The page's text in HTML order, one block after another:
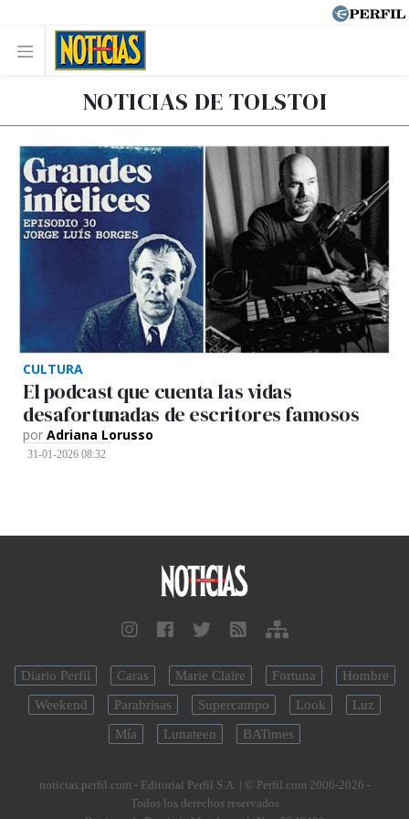
NOTICIAS DE TOLSTOI
CULTURA
El podcast que cuenta las vidas
desafortunadas de escritores famosos
por Adriana Lorusso
31-01-2026 08:32
Diario Perfil Caras Marie Claire Fortuna
Hombre
Weekend
Parabrisas Supercampo Look
Luz
Mía
Lunateen BATimes
noticias.perfil.com - Editorial Perfil S.A. | © Perfil.com 2006-2026 -
Todos los derechos reservados